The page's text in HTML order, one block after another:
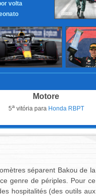
volta
Motore
5avitória para Honda RBPT
séparent Bakou de la
genre de périples. Pour ce
hospitalités (des outils aux